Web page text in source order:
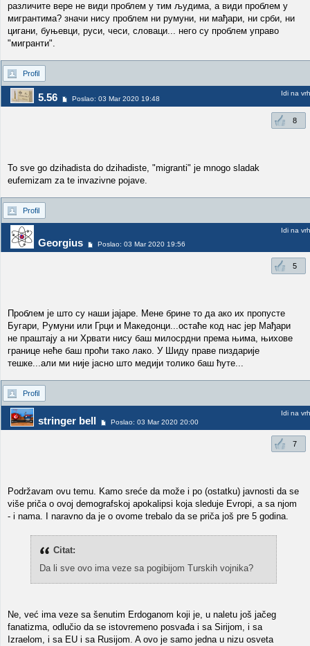
различите вере не види проблем у тим људима, а види проблем у
мигрантима? значи нису проблем ни румуни, ни мађари, ни срби, ни
цигани, буњевци, руси, чеси, словаци... него су проблем управо
"мигранти".
Profil
5.56 Poslao: 03 Mar 2020 19:48
Idi na vrh
8
To sve go dzihadista do dzihadiste, "migranti" je mnogo sladak
eufemizam za te invazivne pojave.
Profil
Georgius Poslao: 03 Mar 2020 19:56
Idi na vrh
5
Проблем је што су наши јајаре. Мене брине то да ако их пропусте
Бугари, Румуни или Грци и Македонци...остаће код нас јер Мађари
не праштају а ни Хрвати нису баш милосрдни према њима, њихове
границе неће баш проћи тако лако. У Шиду праве пиздарије
тешке...али ми није јасно што медији толико баш ћуте...
Profil
stringer bell Poslao: 03 Mar 2020 20:00
Idi na vrh
7
Podržavam ovu temu. Kamo sreće da može i po (ostatku) javnosti da se
više priča o ovoj demografskoj apokalipsi koja sleduje Evropi, a sa njom
- i nama. I naravno da je o ovome trebalo da se priča još pre 5 godina.
Citat:
Da li sve ovo ima veze sa pogibijom Turskih vojnika?
Ne, već ima veze sa šenutim Erdoganom koji je, u naletu još jačeg
fanatizma, odlučio da se istovremeno posvađa i sa Sirijom, i sa
Izraelom, i sa EU i sa Rusijom. A ovo je samo jedna u nizu osveta